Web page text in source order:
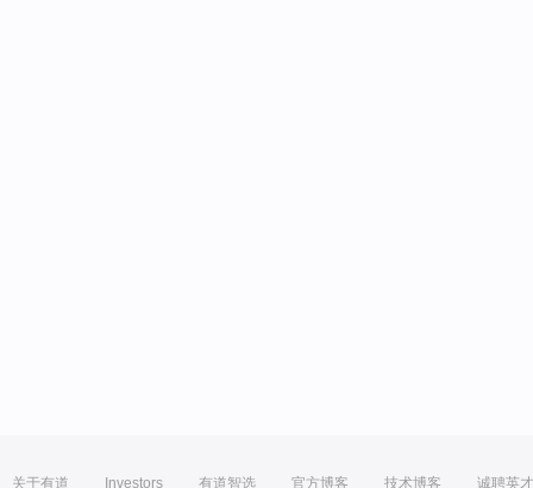
关于有道 Investors 有道智选 官方博客 技术博客 诚聘英才